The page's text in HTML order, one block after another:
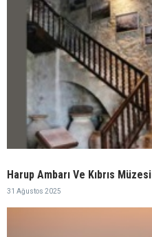
Harup Ambarı Ve Kıbrıs Müzesi
31 Ağustos 2025